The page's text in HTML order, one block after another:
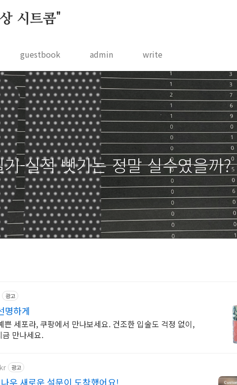
시트콤"
guestbook admin write
-실적 뺏기는 정말 실수였을까?
광고
명하게
쁜 세포라, 쿠팡에서 만나보세요. 건조한 입술도 걱정 없이,
만나세요.
광고
우 새로운 설문이 도착했어요!